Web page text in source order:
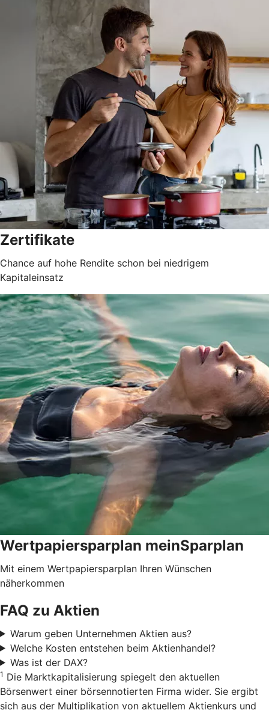
Zertifikate
Chance auf hohe Rendite schon bei niedrigem
Kapitaleinsatz
Wertpapiersparplan meinSparplan
Mit einem Wertpapiersparplan Ihren Wünschen
näherkommen
FAQ zu Aktien
Warum geben Unternehmen Aktien aus?
Welche Kosten entstehen beim Aktienhandel?
Was ist der DAX?
1 Die Marktkapitalisierung spiegelt den aktuellen
Börsenwert einer börsennotierten Firma wider. Sie ergibt
sich aus der Multiplikation von aktuellem Aktienkurs und